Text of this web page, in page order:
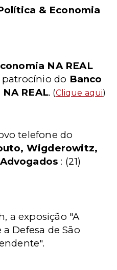
& Economia
NA REAL
do Banco
NA REAL. (Clique aqui)
telefone do
Wigderowitz,
: (21)
a exposição "A
Defesa de São